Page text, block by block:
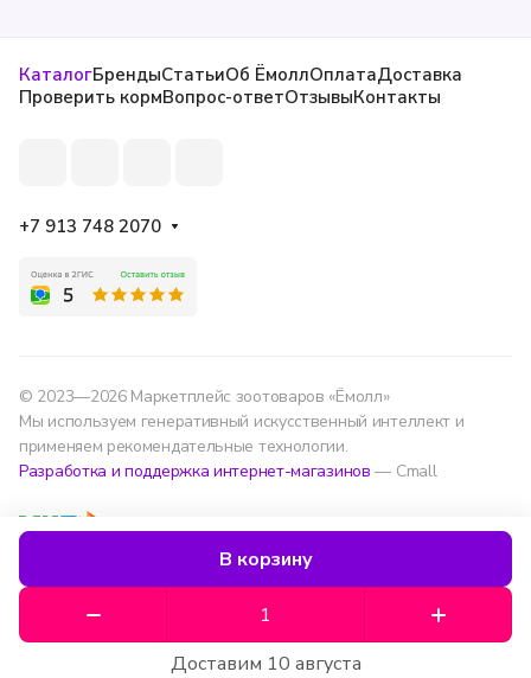
В корзину
Доставим 10 августа
КаталогБрендыСтатьиОб ЁмоллОплатаДоставка
Проверить кормВопрос-ответОтзывыКонтакты
+7 913 748 2070
© 2023—2026 Маркетплейс зоотоваров «Ёмолл»
Мы используем генеративный искусственный интеллект и
применяем рекомендательные технологии.
Разработка и поддержка интернет-магазинов — Cmall
Мы используем данные для удобства, улучшения
сервиса и аналитики — согласно
обработки данных